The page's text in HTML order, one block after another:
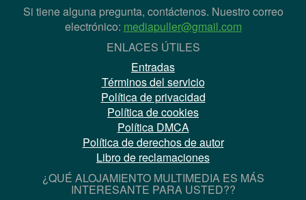
Si tiene alguna pregunta, contáctenos. Nuestro correo
electrónico: mediapuller@gmail.com
ENLACES ÚTILES
Entradas
Términos del servicio
Política de privacidad
Política de cookies
Política DMCA
Política de derechos de autor
Libro de reclamaciones
¿QUÉ ALOJAMIENTO MULTIMEDIA ES MÁS
INTERESANTE PARA USTED??